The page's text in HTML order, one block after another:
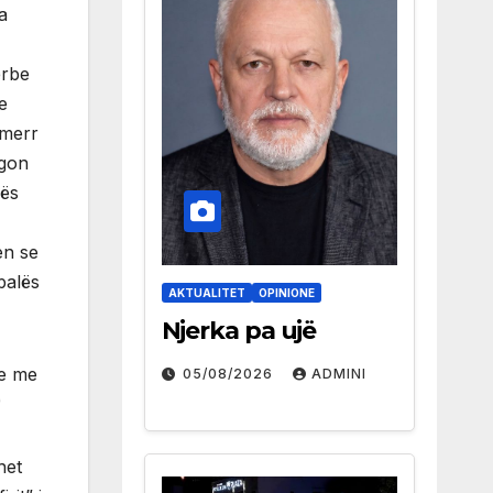
se
me
AKTUALITET OPINIONE
Njerka pa ujë
05/08/2026 ADMINI